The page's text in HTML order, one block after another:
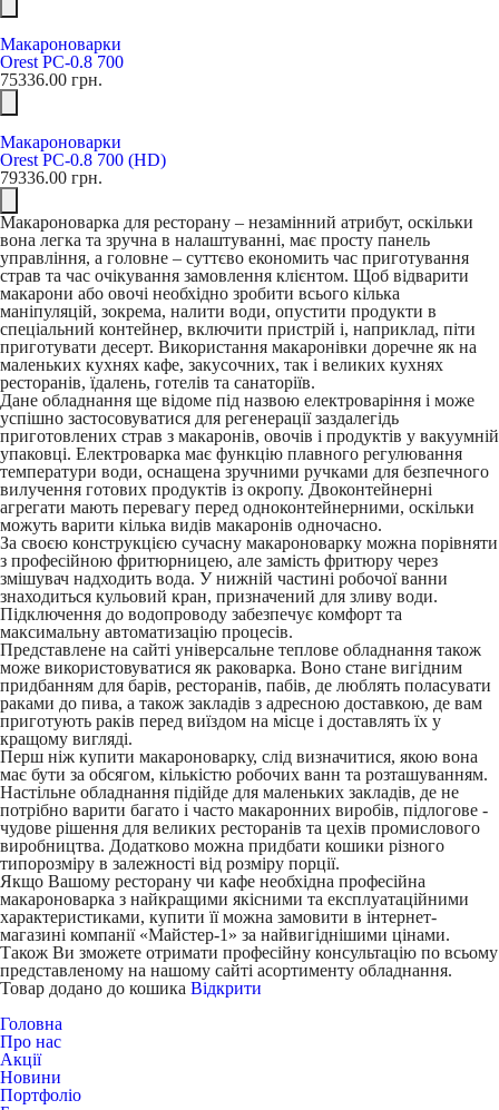
Макароноварки
Orest PC-0.8 700
75336.00 грн.
Макароноварки
Orest PC-0.8 700 (HD)
79336.00 грн.
Макароноварка для ресторану – незамінний атрибут, оскільки
вона легка та зручна в налаштуванні, має просту панель
управління, а головне – суттєво економить час приготування
страв та час очікування замовлення клієнтом. Щоб відварити
макарони або овочі необхідно зробити всього кілька
маніпуляцій, зокрема, налити води, опустити продукти в
спеціальний контейнер, включити пристрій і, наприклад, піти
приготувати десерт. Використання макаронівки доречне як на
маленьких кухнях кафе, закусочних, так і великих кухнях
ресторанів, їдалень, готелів та санаторіїв.
Дане обладнання ще відоме під назвою електроваріння і може
успішно застосовуватися для регенерації заздалегідь
приготовлених страв з макаронів, овочів і продуктів у вакуумній
упаковці. Електроварка має функцію плавного регулювання
температури води, оснащена зручними ручками для безпечного
вилучення готових продуктів із окропу. Двоконтейнерні
агрегати мають перевагу перед одноконтейнерними, оскільки
можуть варити кілька видів макаронів одночасно.
За своєю конструкцією сучасну макароноварку можна порівняти
з професійною фритюрницею, але замість фритюру через
змішувач надходить вода. У нижній частині робочої ванни
знаходиться кульовий кран, призначений для зливу води.
Підключення до водопроводу забезпечує комфорт та
максимальну автоматизацію процесів.
Представлене на сайті універсальне теплове обладнання також
може використовуватися як раковарка. Воно стане вигідним
придбанням для барів, ресторанів, пабів, де люблять поласувати
раками до пива, а також закладів з адресною доставкою, де вам
приготують раків перед виїздом на місце і доставлять їх у
кращому вигляді.
Перш ніж купити макароноварку, слід визначитися, якою вона
має бути за обсягом, кількістю робочих ванн та розташуванням.
Настільне обладнання підійде для маленьких закладів, де не
потрібно варити багато і часто макаронних виробів, підлогове -
чудове рішення для великих ресторанів та цехів промислового
виробництва. Додатково можна придбати кошики різного
типорозміру в залежності від розміру порції.
Якщо Вашому ресторану чи кафе необхідна професійна
макароноварка з найкращими якісними та експлуатаційними
характеристиками, купити її можна замовити в інтернет-
магазині компанії «Майстер-1» за найвигіднішими цінами.
Також Ви зможете отримати професійну консультацію по всьому
представленому на нашому сайті асортименту обладнання.
Товар додано до кошика Відкрити
Головна
Про нас
Акції
Новини
Портфоліо